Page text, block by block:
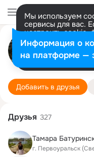
Мы используем
сервисы для вас.
настроить
представитель.
Разрешить все
Добавить в друзья
Друзья 327
Тамара
г. Первоуральск
Информация о
на платформе —